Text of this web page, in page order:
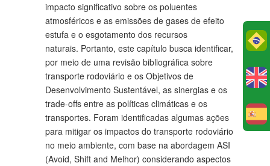
impacto significativo sobre os poluentes
atmosféricos e as emissões de gases de efeito
estufa e o esgotamento dos recursos
naturais. Portanto, este capítulo busca identificar,
por meio de uma revisão bibliográfica sobre
transporte rodoviário e os Objetivos de
Desenvolvimento Sustentável, as sinergias e os
trade-offs entre as políticas climáticas e os
transportes. Foram identificadas algumas ações
para mitigar os impactos do transporte rodoviário
no meio ambiente, com base na abordagem ASI
(Avoid, Shift and Melhor) considerando aspectos